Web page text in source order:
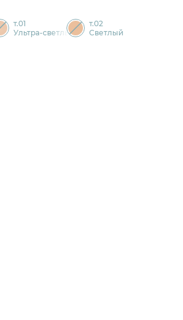
т.01
Ультра-светлый
т.02
Светлый